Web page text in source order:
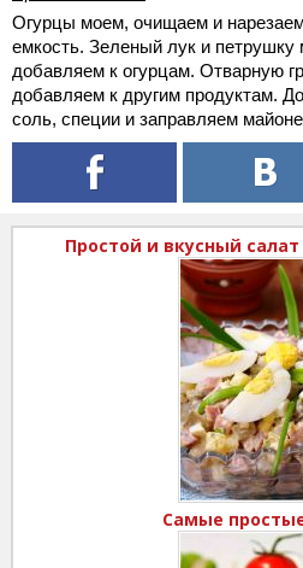
Огурцы моем, очищаем и
емкость. Зеленый лук и
добавляем к огурцам. Отварную
добавляем к другим продуктам.
соль, специи и заправляем
Простой и вкусный
Самые